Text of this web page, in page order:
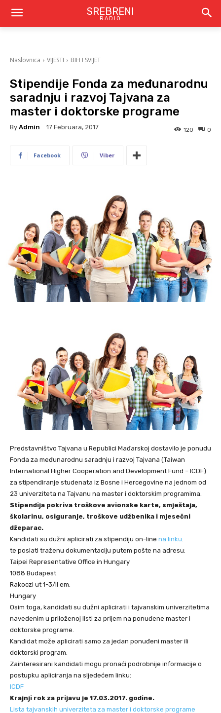
SREBRENI
RADIO
Naslovnica VIJESTI BIH I SVIJET
Stipendije Fonda za međunarodnu
saradnju i razvoj Tajvana za
master i doktorske programe
By Admin 17 Februara, 2017 0
120
Facebook Viber
Predstavništvo Tajvana u Republici Mađarskoj dostavilo je ponudu
Fonda za međunarodnu saradnju i razvoj Tajvana (Taiwan
International Higher Cooperation and Development Fund – ICDF)
za stipendiranje studenata iz Bosne i Hercegovine na jednom od
23 univerziteta na Tajvanu na master i doktorskim programima.
Stipendija pokriva troškove avionske karte, smještaja,
školarinu, osiguranje, troškove udžbenika i mjesečni
džeparac.
Kandidati su dužni aplicirati za stipendiju on-line na linku
te poslati traženu dokumentaciju putem pošte na adresu:
Taipei Representative Office in Hungary
1088 Budapest
Rakoczi ut 1-3/II em.
Hungary
Osim toga, kandidati su dužni aplicirati i tajvanskim univerzitetima
navedenim u priloženoj listi za prijem na ponuđene master i
doktorske programe.
Kandidat može aplicirati samo za jedan ponuđeni master ili
doktorski program.
Zainteresirani kandidati mogu pronaći podrobnije informacije o
postupku apliciranja na sljedećem linku:
ICDF
Krajnji rok za prijavu je 17.03.2017. godine.
Lista tajvanskih univerziteta za master i doktorske programe